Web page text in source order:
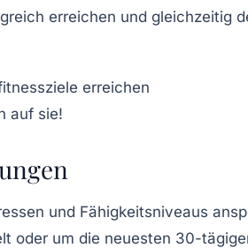
erreichen und gleichzeitig
und Fähigkeitsniveaus
oder um die neuesten 30-